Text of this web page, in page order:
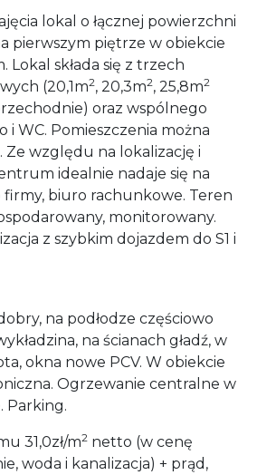
lokal o łącznej powierzchni
pierwszym piętrze w obiekcie
składa się z trzech
(20,1m2, 20,3m2, 25,8m2
oraz wspólnego
i WC. Pomieszczenia można
Ze względu na lokalizację i
idealnie nadaje się na
biuro rachunkowe. Teren
monitorowany.
z szybkim dojazdem do S1 i
na podłodze częściowo
na ścianach gładź, w
okna nowe PCV. W obiekcie
Ogrzewanie centralne w
Parking.
31,0zł/m2 netto (w cenę
woda i kanalizacja) + prąd,